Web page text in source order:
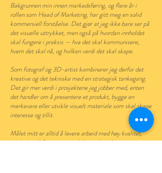
Bakgrunnen min innen markedsføring, og flere år i
rollen som Head of Marketing, har gitt meg en solid
kommersiell forståelse. Det gjør at jeg ikke bare ser på
det visuelle uttrykket, men også på hvordan innholdet
skal fungere i praksis — hva det skal kommunisere,
hvem det skal nå, og hvilken verdi det skal skape.
Som fotograf og 3D-artist kombinerer jeg derfor det
kreative og det tekniske med en strategisk tankegang.
Det gir mer verdi i prosjektene jeg jobber med, enten
det handler om å presentere et produkt, bygge en
merkevare eller utvikle visuelt materiale som skal skape
interesse og tillit.
Målet mitt er alltid å levere arbeid med høy kvalitet,
sterk visuell form og en tydelig tanke bak.